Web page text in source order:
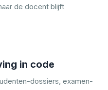
de docent blijft
in code
dossiers, examen-